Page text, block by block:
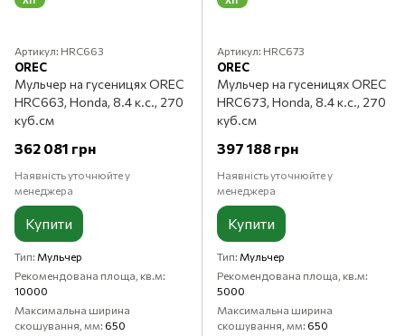
Артикул: HRC663
OREC
Мульчер на гусеницях OREC
HRC663, Honda, 8.4 к.с., 270
куб.см
362 081 грн
Наявність уточнюйте у
менеджера
Купити
Тип Мульчер
Рекомендована площа, кв.м
10000
Максимальна ширина
скошування, мм 650
Артикул: HRC673
OREC
Мульчер на гусеницях OREC
HRC673, Honda, 8.4 к.с., 270
куб.см
397 188 грн
Наявність уточнюйте у
менеджера
Купити
Тип Мульчер
Рекомендована площа, кв.м
5000
Максимальна ширина
скошування, мм 650